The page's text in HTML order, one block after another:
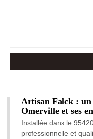
Artisan Falck : un
Omerville et ses
Installée dans le
professionnelle et